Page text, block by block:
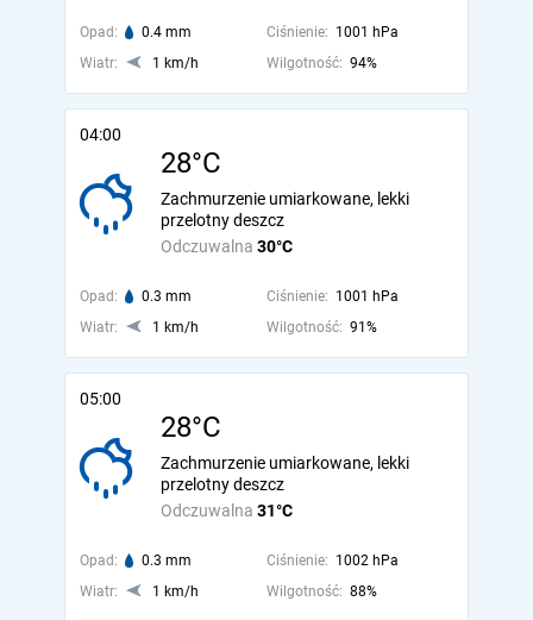
Opad: 0.4 mm Ciśnienie: 1001 hPa
Wiatr:
1 km/h Wilgotność: 94%
04:00
28°C
Odczuwalna 30°C
Zachmurzenie umiarkowane, lekki
przelotny deszcz
Opad: 0.3 mm Ciśnienie: 1001 hPa
Wiatr:
1 km/h Wilgotność: 91%
05:00
28°C
Odczuwalna 31°C
Zachmurzenie umiarkowane, lekki
przelotny deszcz
Opad: 0.3 mm Ciśnienie: 1002 hPa
Wiatr:
1 km/h Wilgotność: 88%